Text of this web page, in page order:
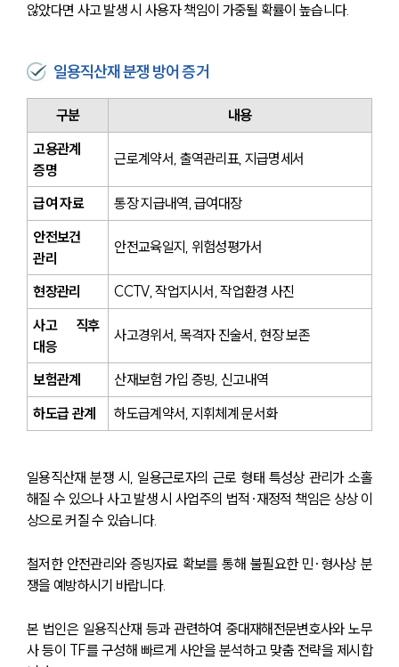
않았다면 사고 발생 시 사용자 책임이 가중될 확률이 높습니다.
일용직산재 분쟁 방어 증거
구분
내용
고용관계
증명
근로계약서, 출역관리표, 지급명세서
급여 자료
통장 지급내역, 급여대장
안전보건
관리
안전교육일지, 위험성평가서
현장관리
CCTV, 작업지시서, 작업환경 사진
사고 직후
대응
사고경위서, 목격자 진술서, 현장 보존
보험관계
산재보험 가입 증빙, 신고내역
하도급 관계
하도급계약서, 지휘체계 문서화
일용직산재 분쟁 시, 일용근로자의 근로 형태 특성상 관리가 소홀
해질 수 있으나 사고 발생 시 사업주의 법적·재정적 책임은 상상 이
상으로 커질 수 있습니다.
철저한 안전관리와 증빙자료 확보를 통해 불필요한 민·형사상 분
쟁을 예방하시기 바랍니다.
본 법인은 일용직산재 등과 관련하여 중대재해전문변호사와 노무
사 등이 TF를 구성해 빠르게 사안을 분석하고 맞춤 전략을 제시합